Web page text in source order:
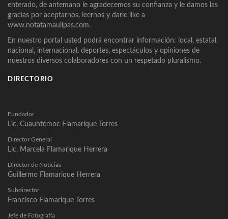
enterado, de antemano le agradecemos su confianza y le damos las
gracias por aceptarnos, leernos y darle like a
www.notatamaulipas.com.
En nuestro portal usted podrá encontrar información: local, estatal,
nacional, internacional, deportes, espectáculos y opiniones de
nuestros diversos colaboradores con un respetado pluralismo.
DIRECTORIO
Fundador
Lic. Cuauhtémoc Flamarique Torres
Director General
Lic. Marcela Flamarique Herrera
Director de Noticias
Guillermo Flamarique Herrera
Subdirector
Francisco Flamarique Torres
Jefe de Fotografía